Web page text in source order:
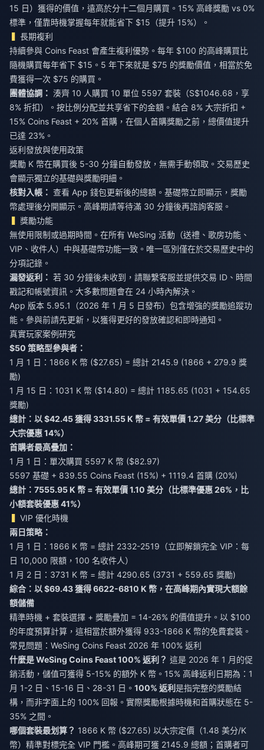
15 日）獲得的價值，遠高於分十二個月購買。15% 高峰獎勵 vs 0%
標準，僅靠時機掌握每年就能省下 $15（提升 15%）。
長期複利
持續參與 Coins Feast 會產生複利優勢。每年 $100 的高峰購買比
隨機購買每年省下 $15。5 年下來就是 $75 的獎勵價值，相當於免
費獲得一次 $75 的購買。
團體協調： 湊齊 10 人購買 10 單位 5597 套裝（S$1046.68，享
8% 折扣）。按比例分配並共享省下的金額。結合 8% 大宗折扣 +
15% Coins Feast + 20% 首購，在個人首購獎勵之前，總價值提升
已達 23%。
返利發放與使用政策
獎勵 K 幣在購買後 5-30 分鐘自動發放，無需手動領取。交易歷史
會顯示獨立的基礎與獎勵明細。
核對入帳： 查看 App 錢包更新後的總額。基礎幣立即顯示，獎勵
幣處理後分開顯示。高峰期請等待滿 30 分鐘後再諮詢客服。
獎勵功能
無使用限制或過期時間。在所有 WeSing 活動（送禮、歌房功能、
VIP、收件人）中與基礎幣功能一致。唯一區別僅在於交易歷史中的
分項記錄。
漏發返利： 若 30 分鐘後未收到，請聯繫客服並提供交易 ID、時間
戳記和帳號資訊。大多數問題會在 24 小時內解決。
App 版本 5.95.1（2026 年 1 月 5 日發布）包含增強的獎勵追蹤功
能。參與前請先更新，以獲得更好的發放確認和即時通知。
真實玩家案例研究
$50 策略型參與者：
1 月 1 日：1866 K 幣 ($27.65) = 總計 2145.9 (1866 + 279.9 獎
勵)
1 月 15 日：1031 K 幣 ($14.80) = 總計 1185.65 (1031 + 154.65
獎勵)
總計：以 $42.45 獲得 3331.55 K 幣 = 有效單價 1.27 美分（比標準
大宗優惠 14%）
首購者最高疊加：
1 月 1 日：單次購買 5597 K 幣 ($82.97)
5597 基礎 + 839.55 Coins Feast (15%) + 1119.4 首購 (20%)
總計：7555.95 K 幣 = 有效單價 1.10 美分（比標準優惠 26%，比
小額套裝優惠 41%）
VIP 優化時機
兩日策略：
1 月 1 日：1866 K 幣 = 總計 2332-2519（立即解鎖完全 VIP：每
日 10,000 限額，100 名收件人）
1 月 2 日：3731 K 幣 = 總計 4290.65 (3731 + 559.65 獎勵)
綜合：以 $69.43 獲得 6622-6810 K 幣，在高峰期內實現大額餘
額儲備
精準時機 + 套裝選擇 + 獎勵疊加 = 14-26% 的價值提升。以 $100
的年度預算計算，這相當於額外獲得 933-1866 K 幣的免費套裝。
常見問題：WeSing Coins Feast 2026 年 100% 返利
什麼是 WeSing Coins Feast 100% 返利？ 這是 2026 年 1 月的促
銷活動，儲值可獲得 5-15% 的額外 K 幣。15% 高峰返利日期為：1
月 1-2 日、15-16 日、28-31 日。 100% 返利 是指完整的獎勵結
構，而非字面上的 100% 回報。實際獎勵根據時機和首購狀態在 5-
35% 之間。
哪個套裝最划算？ 1866 K 幣 ($27.65) 以大宗定價（1.48 美分/K
幣）精準對標完全 VIP 門檻。高峰期可獲 2145.9 總額；首購者可